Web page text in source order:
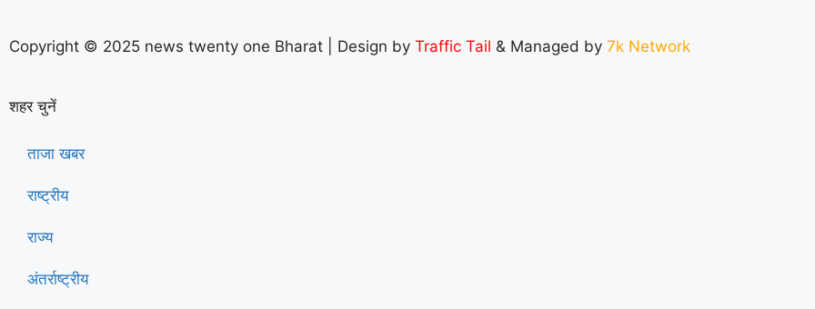
Copyright © 2025 news twenty one Bharat | Design by Traffic Tail & Managed by 7k Network
शहर चुनें
ताजा खबर
राष्ट्रीय
राज्य
अंतर्राष्ट्रीय